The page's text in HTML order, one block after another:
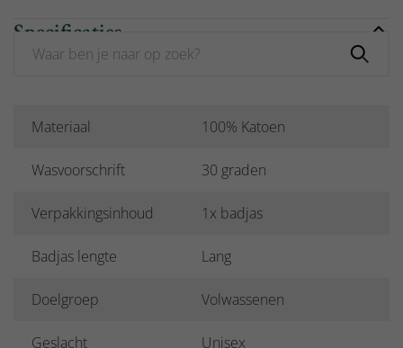
Specificaties
Materiaal 100% Katoen
Wasvoorschrift 30 graden
Verpakkingsinhoud 1x badjas
Badjas lengte Lang
Doelgroep Volwassenen
Geslacht Unisex